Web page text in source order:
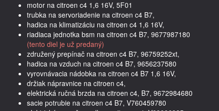
motor na citroen c4 1,6 16V, 5F01
trubka na servoriadenie na citroen c4 B7,
hadica na klimatizáciu na citroen c4 1,6 16V,
riadiaca jednotka bsm na citroen c4 B7, 9677987180
(tento diel je už predaný)
združený prepínač na citroen c4 B7, 96759252xt,
hadica na vzduch na citroen c4 B7, 9656237580
vyrovnávacia nádobka na citroen c4 B7 1,6 16V,
držiak nápravnice na citroen c4,
elektrická ručná brzda na citroen c4, B7, 9672984680
sacie potrubie na citroen c4 B7, V760459780